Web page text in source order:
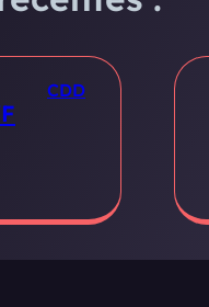
CDD